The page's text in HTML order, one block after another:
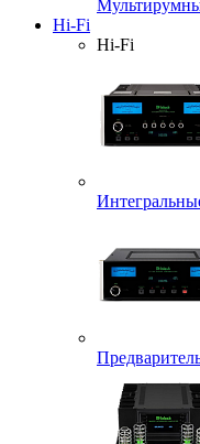
Hi-Fi
Hi-Fi